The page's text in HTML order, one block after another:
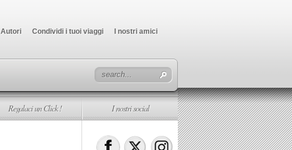
Autori Condividi i tuoi viaggi I nostri amici
Regalaci un Click ! I nostri social